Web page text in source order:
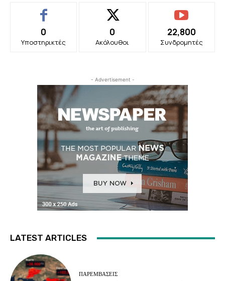
0
Υποστηρικτές
0
Ακόλουθοι
22,800
Συνδρομητές
- Advertisement -
LATEST ARTICLES
ΠΑΡΕΜΒΑΣΕΙΣ